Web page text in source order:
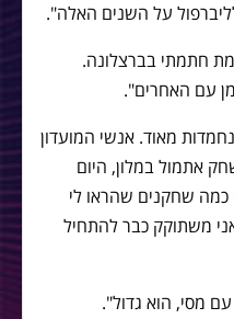
על השנים האלה".
חתמתי בברצלונה.
עם האחרים".
מאוד. אנשי המועדון
אתמול במלון, היום
כמה שחקנים שהראו לי
משתוקק כבר להתחיל
מסי, הוא גדול".